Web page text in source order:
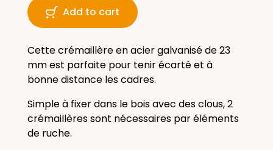
Add to cart
Cette crémaillère en acier galvanisé de 23
mm est parfaite pour tenir écarté et à
bonne distance les cadres.
Simple à fixer dans le bois avec des clous, 2
crémaillères sont nécessaires par éléments
de ruche.